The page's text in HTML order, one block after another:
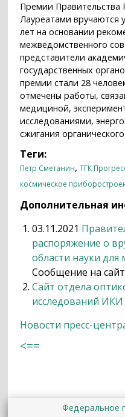
Премии Правительства
Лауреатами вручаются
лет на основании
межведомственного
представители
государственных
премии стали 28
отмечены работы,
медициной,
исследованиями,
сжигания
Теги:
Петр Сметанин,ТГК
космическое
Дополнительная
03.11.2021
распоряжение о
области науки
Сообщение на
Сайт отдела
исследований
Новости пресс-
<==
Федеральное